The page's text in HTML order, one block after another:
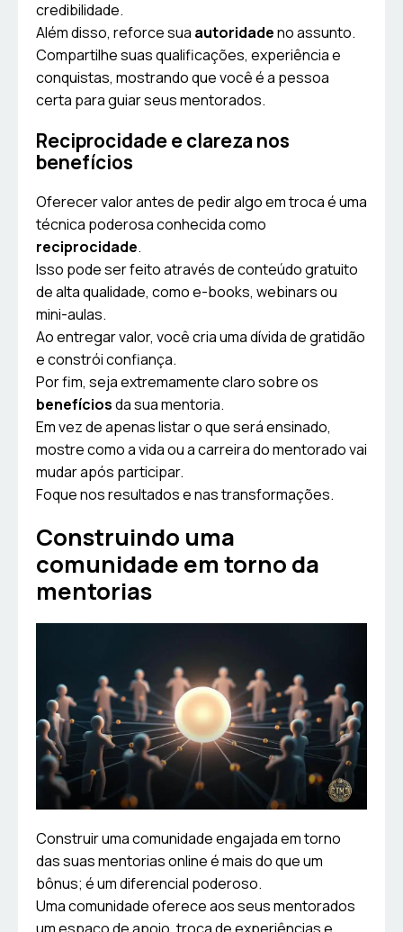
credibilidade.
Além disso, reforce sua autoridadeno assunto.
Compartilhe suas qualificações, experiência e
conquistas, mostrando que você é a pessoa
certa para guiar seus mentorados.
Reciprocidade e clareza nos
benefícios
Oferecer valor antes de pedir algo em troca é uma
técnica poderosa conhecida como
reciprocidade.
Isso pode ser feito através de conteúdo gratuito
de alta qualidade, como e-books, webinars ou
mini-aulas.
Ao entregar valor, você cria uma dívida de gratidão
e constrói confiança.
Por fim, seja extremamente claro sobre os
benefíciosda sua mentoria.
Em vez de apenas listar o que será ensinado,
mostre como a vida ou a carreira do mentorado vai
mudar após participar.
Foque nos resultados e nas transformações.
Construindo uma
comunidade em torno da
mentorias
Construir uma comunidade engajada em torno
das suas mentorias online é mais do que um
bônus; é um diferencial poderoso.
Uma comunidade oferece aos seus mentorados